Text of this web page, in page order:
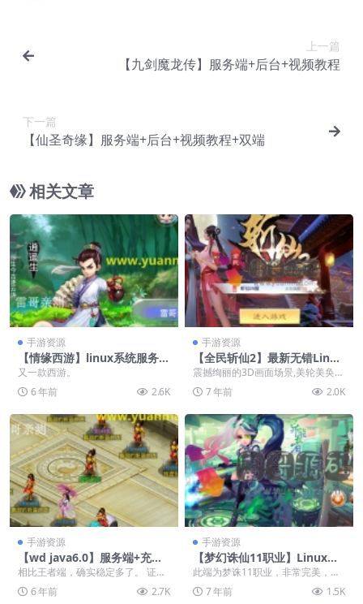
上一篇
【九剑魔龙传】服务端+后台+视频教程
下一篇
【仙圣奇缘】服务端+后台+视频教程+双端
相关文章
手游资源
【情缘西游】linux系统服务端
+运营后台+视频教程
又一款西游。
6 年前
2.6K
手游资源
【全民斩仙2】最新无错Linux
手工端+GM后台+视频教程
震撼绚丽的3D画面场景,美轮美奂的
仙界场景。非常完美
7 年前 2.0K
手游资源
【wd java6.0】服务端+充值
后台+视频教程
相比王者端，确实稳定多了。 证道
殿、副本、帮派、八仙、还有夏总
兵那叫什么来的，都...
6 年前 2.7K
手游资源
【梦幻诛仙11职业】Linux手
工端+GM后台+修改工具+视频
此端为梦诛11职业，非常完美，后
台，修改全都有。
7 年前 1.5K